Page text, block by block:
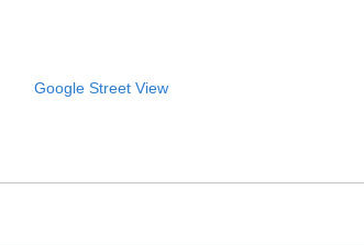
Google Street View